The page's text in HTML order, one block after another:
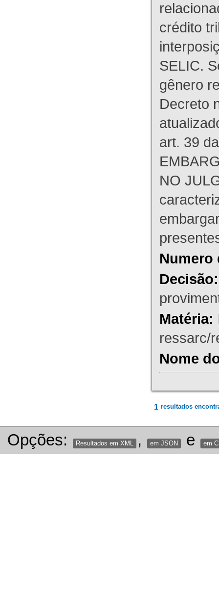
crédito
SELIC.
gênero
Decreto
art. 39
NO
Numero
Decisão:
Matéria:
ressarc/
Nome
1 resultados
Opções: Resultados em XML , em JSON e em